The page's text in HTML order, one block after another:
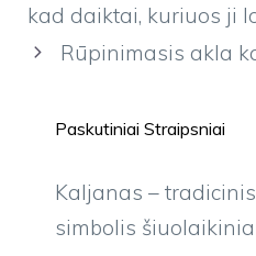
kad daiktai, kuriuos ji
Rūpinimasis akla
Paskutiniai Straipsniai
Kaljanas –
simbolis